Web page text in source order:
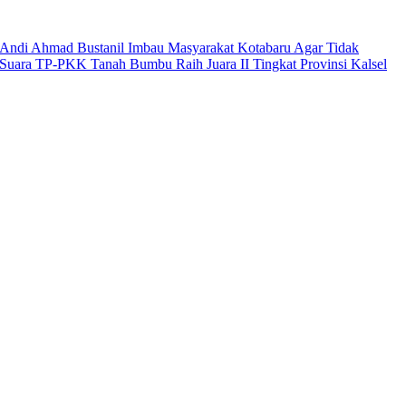
Ahmad Bustanil Imbau Masyarakat Kotabaru Agar Tidak
TP-PKK Tanah Bumbu Raih Juara II Tingkat Provinsi Kalsel